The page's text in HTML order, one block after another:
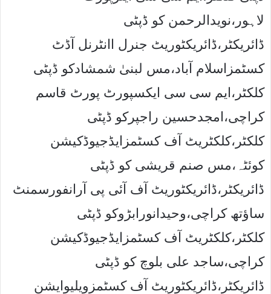
لاہور،نویدالرحمن کو ڈپٹی
ڈائریکٹر،ڈائریکٹوریٹ جنرل اانٹرنل آڈٹ
کسٹمزاسلام آباد،مس لبنیٰ شمشادکو ڈپٹی
کلکٹر،ایم سی سی ایکسپورٹ پورٹ قاسم
کراچی،امجدحسین راجپرکو ڈپٹی
کلکٹر،کلکٹریٹ آف کسٹمزایڈجیوڈکیشن
کوئٹہ،مس صنم قریشی کو ڈپٹی
ڈائریکٹر،ڈائریکٹوریٹ آف آئی پی آرانفورسمنٹ
ساﺅتھ کراچی،وحیدانورابڑوکو ڈپٹی
کلکٹر،کلکٹریٹ آف کسٹمزایڈجیوڈکیشن
کراچی،ساجد علی بلوچ کو ڈپٹی
ڈائریکٹر،ڈائریکٹوریٹ آف کسٹمزویلیوایشن